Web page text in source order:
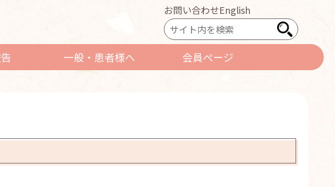
お問い合わせEnglish
一般・患者様へ 会員ページ